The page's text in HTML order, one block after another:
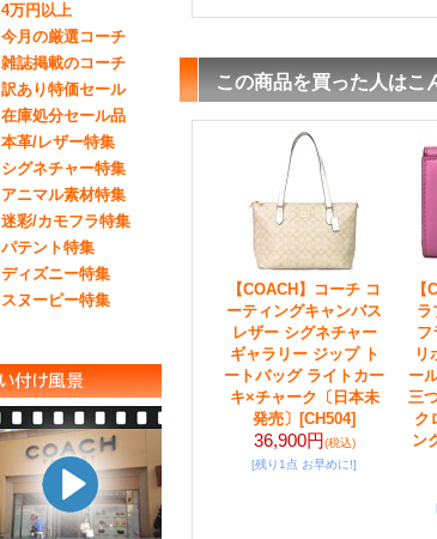
4万円以上
今月の厳選コーチ
雑誌掲載のコーチ
訳あり特価セール
在庫処分セール品
本革/レザー特集
シグネチャー特集
アニマル素材特集
迷彩/カモフラ特集
パテント特集
ディズニー特集
スヌーピー特集
この商品を買った人はこ
【COACH】コーチ コ
ーティングキャンバス
レザー シグネチャー
ギャラリー ジップ ト
ートバッグ ライトカー
キ×チャーク〔日本未
発売〕 [CH504]
36,900円(税込)
[残り1点 お早めに!]
ラ
フ
リ
ー
三
ク
ン